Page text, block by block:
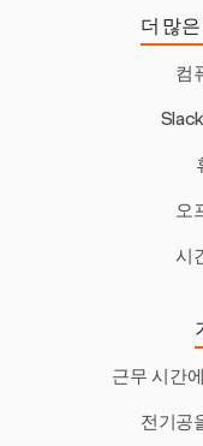
더 많
컴
오
시
근무 시간
전기공